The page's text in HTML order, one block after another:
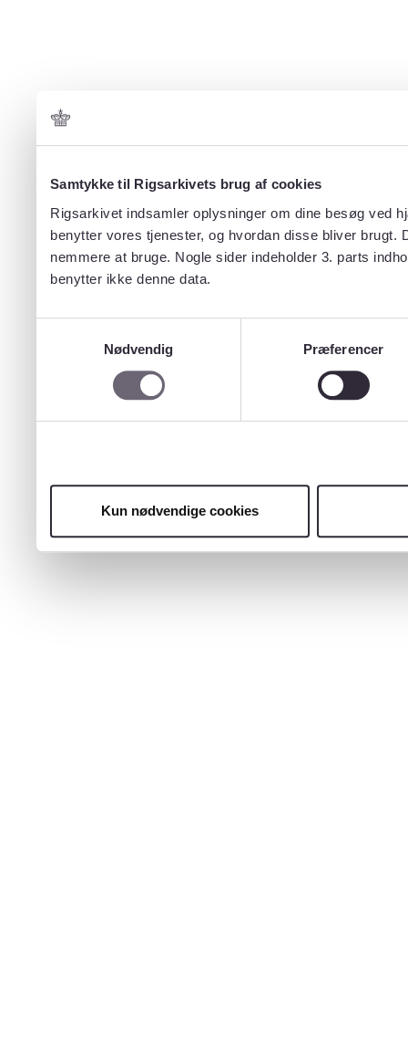
Samtykke til Rigsarkivets brug af cookies
Rigsarkivet indsamler oplysninger om dine besøg ved
benytter vores tjenester, og hvordan disse bliver
nemmere at bruge. Nogle sider indeholder 3. parts
benytter ikke denne data.
Nødvendig
Præferencer
Kun nødvendige cookies